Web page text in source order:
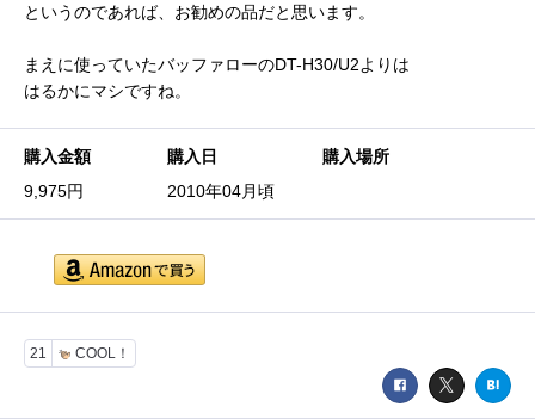
というのであれば、お勧めの品だと思います。
まえに使っていたバッファローのDT-H30/U2よりは
はるかにマシですね。
購入金額
9,975円
購入日
2010年04月頃
購入場所
21 COOL！